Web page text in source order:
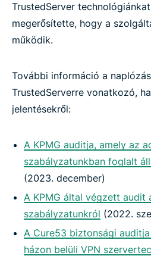
TrustedServer
megerősítette, hogy a
működik.
További információ a
TrustedServerre vonatkozó,
jelentésekről:
A KPMG auditja, amely az
szabályzatunkban foglalt
(2023. december)
A KPMG által végzett audit
szabályzatunkról (2022.
A Cure53 biztonsági
házon belüli VPN